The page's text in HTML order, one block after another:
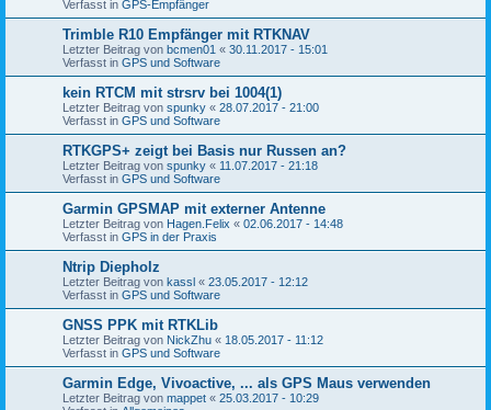
Verfasst in GPS-Empfänger
Trimble R10 Empfänger mit RTKNAV
Letzter Beitrag von bcmen01 « 30.11.2017 - 15:01
Verfasst in GPS und Software
kein RTCM mit strsrv bei 1004(1)
Letzter Beitrag von spunky « 28.07.2017 - 21:00
Verfasst in GPS und Software
RTKGPS+ zeigt bei Basis nur Russen an?
Letzter Beitrag von spunky « 11.07.2017 - 21:18
Verfasst in GPS und Software
Garmin GPSMAP mit externer Antenne
Letzter Beitrag von Hagen.Felix « 02.06.2017 - 14:48
Verfasst in GPS in der Praxis
Ntrip Diepholz
Letzter Beitrag von kassl « 23.05.2017 - 12:12
Verfasst in GPS und Software
GNSS PPK mit RTKLib
Letzter Beitrag von NickZhu « 18.05.2017 - 11:12
Verfasst in GPS und Software
Garmin Edge, Vivoactive, ... als GPS Maus verwenden
Letzter Beitrag von mappet « 25.03.2017 - 10:29